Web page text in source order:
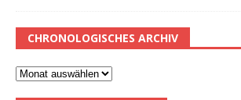
CHRONOLOGISCHES ARCHIV